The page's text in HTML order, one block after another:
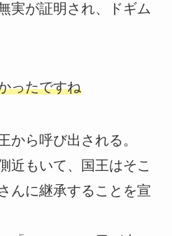
実が証明され、ドギム
ったですね
から呼び出される。
近もいて、国王はそこ
んに継承することを宣